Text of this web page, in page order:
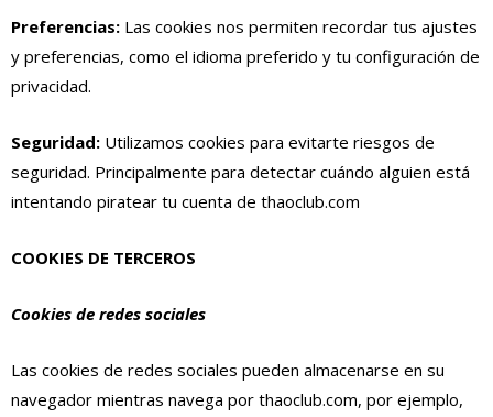
Preferencias: Las cookies nos permiten recordar tus ajustes
y preferencias, como el idioma preferido y tu configuración de
privacidad.
Seguridad: Utilizamos cookies para evitarte riesgos de
seguridad. Principalmente para detectar cuándo alguien está
intentando piratear tu cuenta de thaoclub.com
COOKIES DE TERCEROS
Cookies de redes sociales
Las cookies de redes sociales pueden almacenarse en su
navegador mientras navega por thaoclub.com, por ejemplo,